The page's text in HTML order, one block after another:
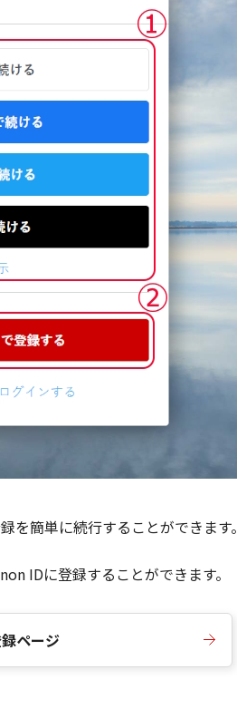
簡単に続行することができます。
IDに登録することができます。
ページ